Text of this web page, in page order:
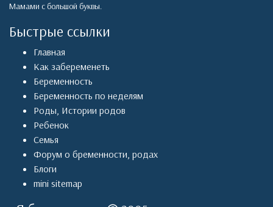
Мамами с большой буквы.
Быстрые ссылки
Главная
Как забеременеть
Беременность
Беременность по неделям
Роды, Истории родов
Ребенок
Семья
Форум о бременности, родах
Блоги
mini sitemap